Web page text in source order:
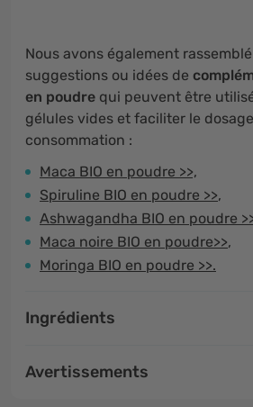
Nous avons également
suggestions ou idées de
en poudre qui peuvent être
gélules vides et faciliter le
consommation :
Maca BIO en poudre >>,
Spiruline BIO en poudre >>,
Ashwagandha BIO en poudre
Maca noire BIO en poudre>>,
Moringa BIO en poudre >>.
Ingrédients
Avertissements